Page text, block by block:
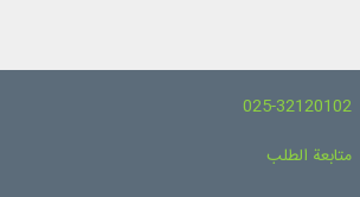
025-32120102
متابعة الطلب